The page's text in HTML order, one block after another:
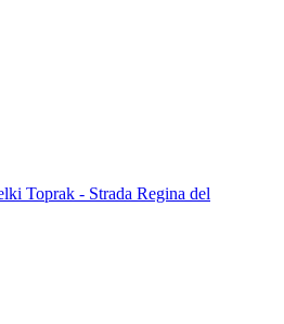
Toprak - Strada Regina del